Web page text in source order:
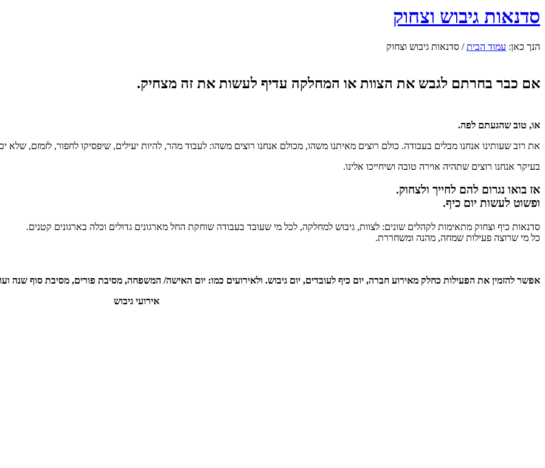
סדנאות גיבוש וצחוק
הנך כאן: עמוד הבית / סדנאות גיבוש וצחוק
אם כבר בחרתם לגבש את הצוות או המחלקה עדיף לעשות את זה מצחיק.
או, טוב שהגעתם לפה.
את רוב שעותינו אנחנו מבלים בעבודה. כולם רוצים מאיתנו משהו, מכולם אנחנו רוצים משהו: לעבוד מהר, להיות יעילים, שיפסיקו לחפור, לזמזם, שלא
בעיקר אנחנו רוצים שתהיה אוירה טובה ושיחייכו אלינו.
אז בואו נגרום להם לחייך ולצחוק.
ופשוט לעשות יום כיף.
סדנאות כיף וצחוק מתאימות לקהלים שונים: לצוות, גיבוש למחלקה, לכל מי שעובד בעבודה שוחקת החל מארגונים גדולים וכלה בארגונים קטנים.
כל מי שרוצה פעילות שמחה, מהנה ומשחררת.
אפשר להזמין את הפעילות כחלק מאירוע חברה, יום כיף לעובדים, יום גיבוש. ולאירועים כמו: יום האישה/ המשפחה, מסיבת פורים, מסיבת סוף שנה
אירועי גיבוש